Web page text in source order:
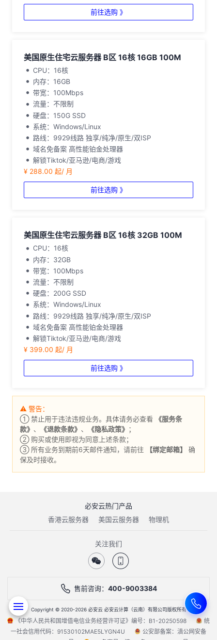
前往选购 》
美国原生住宅云服务器 B区 16核 16GB 100M
CPU：16核
内存：16GB
带宽：100Mbps
流量：不限制
硬盘：150G SSD
系统：Windows/Linux
路线：9929线路 独享/纯净/原生/双ISP
域名免备案 高性能铂金处理器
解锁Tiktok/亚马逊/电商/游戏
¥ 288.00 起/ 月
前往选购 》
美国原生住宅云服务器 B区 16核 32GB 100M
CPU：16核
内存：32GB
带宽：100Mbps
流量：不限制
硬盘：200G SSD
系统：Windows/Linux
路线：9929线路 独享/纯净/原生/双ISP
域名免备案 高性能铂金处理器
解锁Tiktok/亚马逊/电商/游戏
¥ 399.00 起/ 月
前往选购 》
⚠ 警告：
① 禁止用于违法违规业务。具体请务必查看
《服务条
款》 、 《退款条款》 、 《隐私政策》 ；
② 购买或使用即视为同意上述条款；
③ 所有业务到期前6天邮件通知，请前往
【绑定邮箱】
确
保及时接收。
必安云热门产品
香港云服务器
美国云服务器 物理机
关注我们
售前咨询： 400-9003384
Copyright © 2020-2026 必安云 必安云计算（云南）有限公司版权所有
《中华人民共和国增值电信业务经营许可证》编号：B1-20250598
统
一社会信用代码：91530102MAE5LYGN4U
公安部备案：滇公网安备